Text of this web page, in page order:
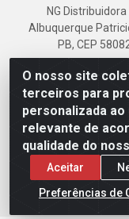
O nosso site
terceiros para
personalizada
relevante de
qualidade do
Aceitar
Preferências de
NG
Albuquerque
PB, CEP
NG Alimentos, há
referência em